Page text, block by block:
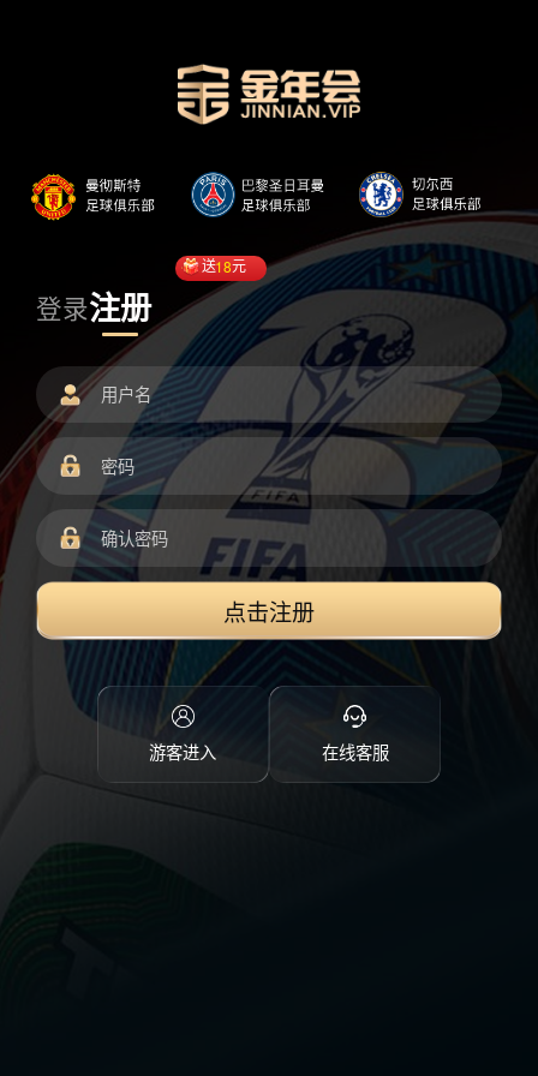
登录注册
送18元
点击注册
游客进入 在线客服